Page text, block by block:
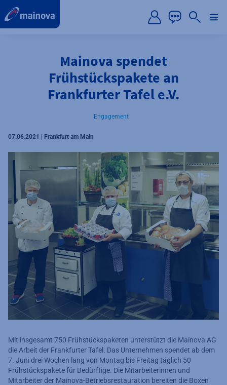
Mainova spendet
Frühstückspakete an
Frankfurter Tafel e.V.
Engagement
07.06.2021 | Frankfurt am Main
Mit insgesamt 750 Frühstückspaketen unterstützt die Mainova AG
die Arbeit der Frankfurter Tafel. Das Unternehmen spendet ab dem
7. Juni drei Wochen lang von Montag bis Freitag täglich 50
Frühstückspakete für Bedürftige. Die Mitarbeiterinnen und
Mitarbeiter der Mainova-Betriebsrestauration bereiten die Boxen